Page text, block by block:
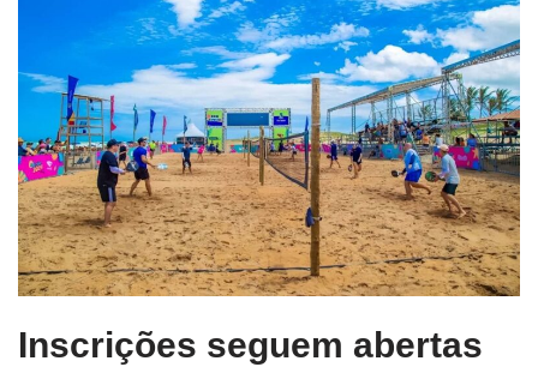
Inscrições seguem abertas